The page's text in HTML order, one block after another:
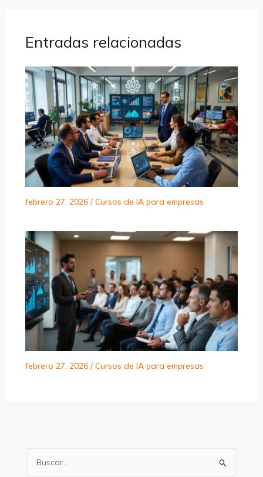
Entradas relacionadas
febrero 27, 2026 /Cursos de IA para empresas
febrero 27, 2026 /Cursos de IA para empresas